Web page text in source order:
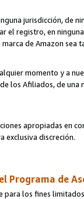
jurisdicción, de
registro, en
de Amazon
momento y a
los Afiliados, de
apropiadas en
exclusiva discreción.
Programa de
para los fines